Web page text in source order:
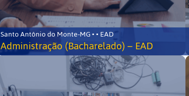
Santo Antônio do Monte-MG • • EAD
Administração (Bacharelado) – EAD